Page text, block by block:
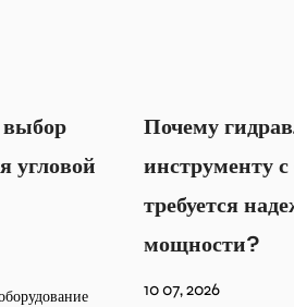
питанием
Почему
инструмент
03 07, 2026
A гидравлический